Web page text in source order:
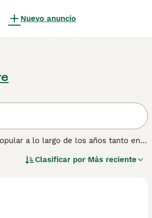
Nuevo anuncio
a lo largo de los años tanto en
de atención, especialmente para
raza de perro.
Clasificar por Más reciente